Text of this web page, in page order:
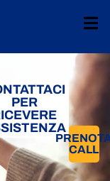
PER
CALL